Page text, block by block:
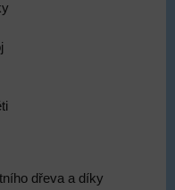
dřeva a díky